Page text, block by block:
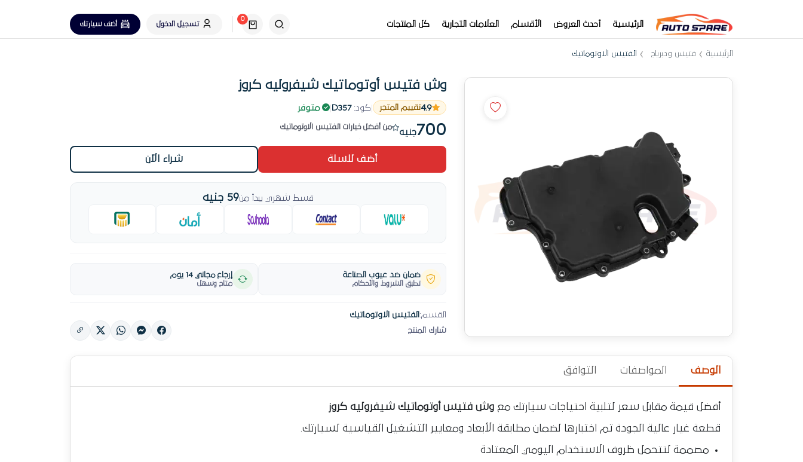
الرئيسية أحدث العروض الأقسام العلامات التجارية كل المنتجات
0
تسجيل الدخول
أضف سيارتك
الرئيسية فتيس ودبرياج الفتيس الاوتوماتيك
وش فتيس أوتوماتيك شيفروليه كروز
4.9تقييم المتجر كود:D357 متوفر
700جنيه
رقم 4 طلباً هذا الأسبوع
أضف للسلة شراء الآن
قسط شهري يبدأ من59 جنيه
ضمان ضد عيوب الصناعة
تطبق الشروط والأحكام
إرجاع مجاني 14 يوم
متاح وسهل
القسم: الفتيس الاوتوماتيك
شارك المنتج
الوصف المواصفات التوافق
أفضل قيمة مقابل سعر لتلبية احتياجات سيارتك مع وش فتيس أوتوماتيك شيفروليه كروز
قطعة غيار عالية الجودة تم اختبارها لضمان مطابقة الأبعاد ومعايير التشغيل القياسية لسيارتك.
مصممة لتتحمل ظروف الاستخدام اليومي المعتادة